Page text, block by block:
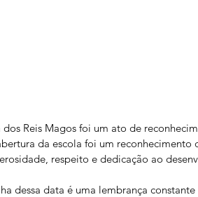
dos Reis Magos foi um ato de
da escola foi um reconhecimento
respeito e dedicação ao
dessa data é uma lembrança